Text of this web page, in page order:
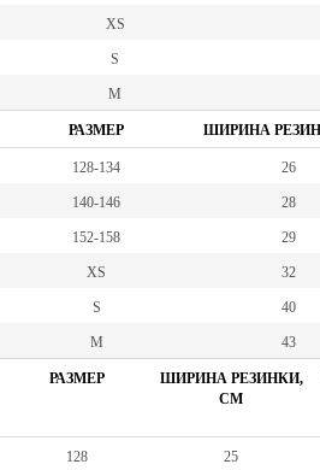
XS
S
M
РАЗМЕР ШИРИНА
128-134 26
140-146 28
152-158 29
XS 32
S 40
M 43
РАЗМЕР
ШИРИНА РЕЗИНКИ,
СМ
128 25